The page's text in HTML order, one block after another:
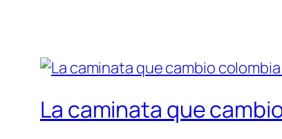
La caminata que